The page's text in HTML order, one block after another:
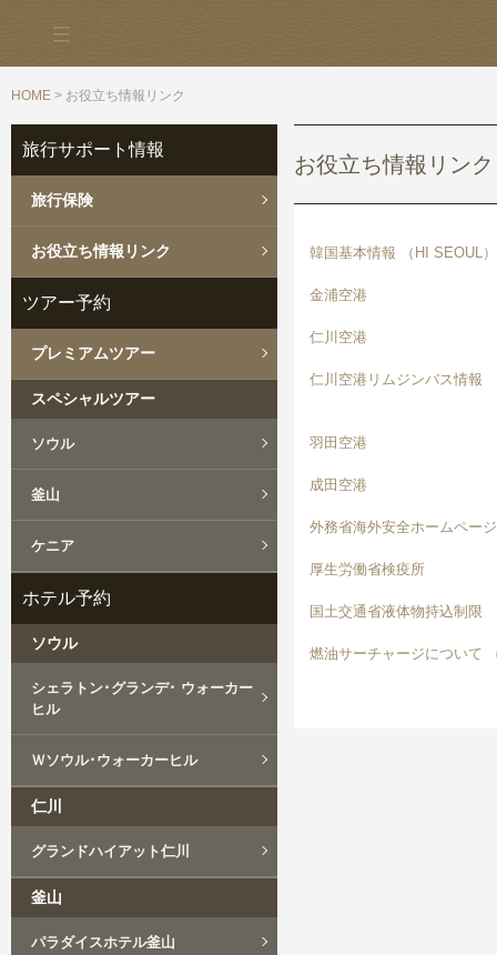
HOME > お役立ち情報リンク
お役立ち情報リンク
韓国基本情報 （HI SEOUL）
金浦空港
仁川空港
仁川空港リムジンバス情報
羽田空港
成田空港
外務省海外安全ホームページ
厚生労働省検疫所
国土交通省液体物持込制限
燃油サーチャージについて
旅行サポート情報
旅行保険
お役立ち情報リンク
ツアー予約
プレミアムツアー
スペシャルツアー
ソウル
釜山
ケニア
ホテル予約
ソウル
シェラトン･グランデ･ ウォーカー
ヒル
Ｗソウル･ウォーカーヒル
仁川
グランドハイアット仁川
釜山
パラダイスホテル釜山